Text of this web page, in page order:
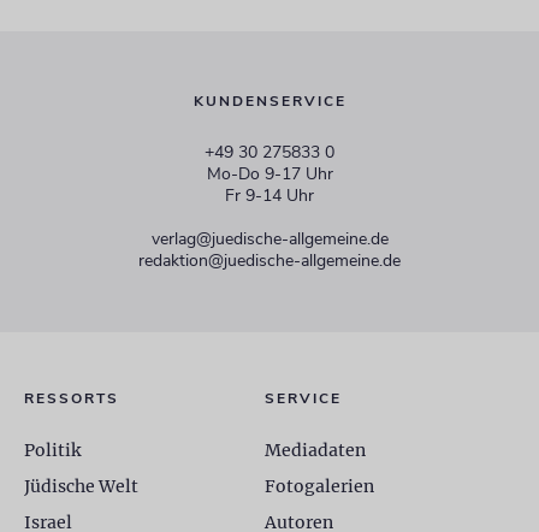
KUNDENSERVICE
+49 30 275833 0
Mo-Do 9-17 Uhr
Fr 9-14 Uhr
verlag@juedische-allgemeine.de
redaktion@juedische-allgemeine.de
RESSORTS
Politik
Jüdische Welt
Israel
SERVICE
Mediadaten
Fotogalerien
Autoren